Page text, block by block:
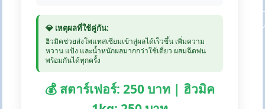
💎 เหตุผลที่ใช้คู่กัน:
ฮิวมิคช่วยส่งโพแทสเซียมเข้าสู่ผลได้เร็วขึ้น เพิ่มความ
หวาน แป้ง และน้ำหนักผลมากกว่าใช้เดี่ยว ผสมฉีดพ่น
พร้อมกันได้ทุกครั้ง
💰 สตาร์เฟอร์: 250 บาท | ฮิวมิค